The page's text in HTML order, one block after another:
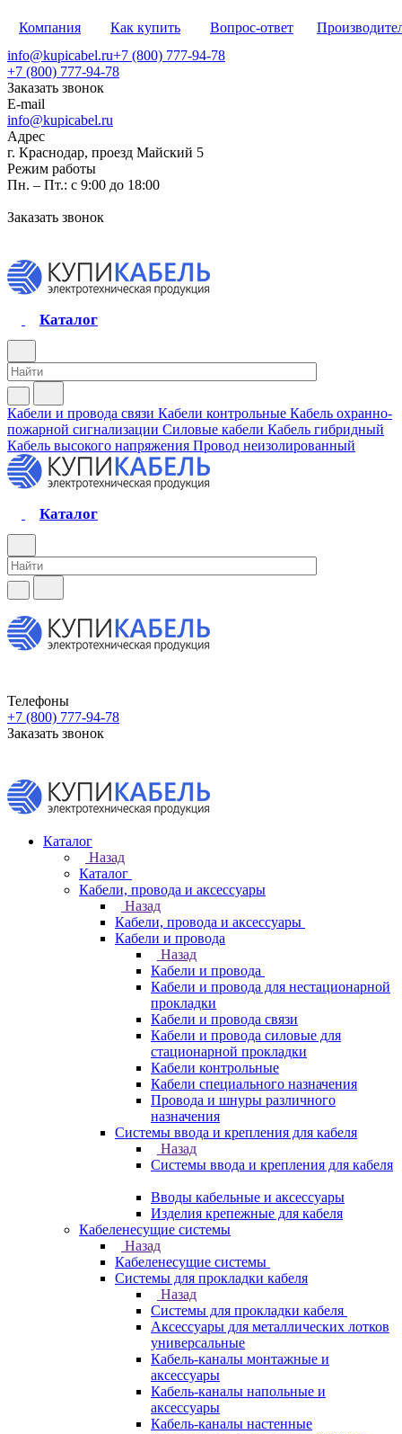
Компания Как купить Вопрос-ответ
info@kupicabel.ru+7 (800) 777-94-78
+7 (800) 777-94-78
Заказать звонок
E-mail
info@kupicabel.ru
Адрес
г. Краснодар, проезд Майский 5
Режим работы
Пн. – Пт.: с 9:00 до 18:00
Заказать звонок
Каталог
Кабели и провода связи Кабели контрольные Кабель охранно-
пожарной сигнализации Силовые кабели Кабель гибридный
Кабель высокого напряжения Провод неизолированный
Каталог
Телефоны
+7 (800) 777-94-78
Заказать звонок
Каталог
Назад
Каталог
Кабели, провода и аксессуары
Назад
Кабели, провода и аксессуары
Кабели и провода
Назад
Кабели и провода
Кабели и провода для нестационарной
прокладки
Кабели и провода связи
Кабели и провода силовые для
стационарной прокладки
Кабели контрольные
Кабели специального назначения
Провода и шнуры различного
назначения
Системы ввода и крепления для кабеля
Назад
Системы ввода и крепления для кабеля
Вводы кабельные и аксессуары
Изделия крепежные для кабеля
Кабеленесущие системы
Назад
Кабеленесущие системы
Системы для прокладки кабеля
Назад
Системы для прокладки кабеля
Аксессуары для металлических лотков
универсальные
Кабель-каналы монтажные и
аксессуары
Кабель-каналы напольные и
аксессуары
Кабель-каналы настенные